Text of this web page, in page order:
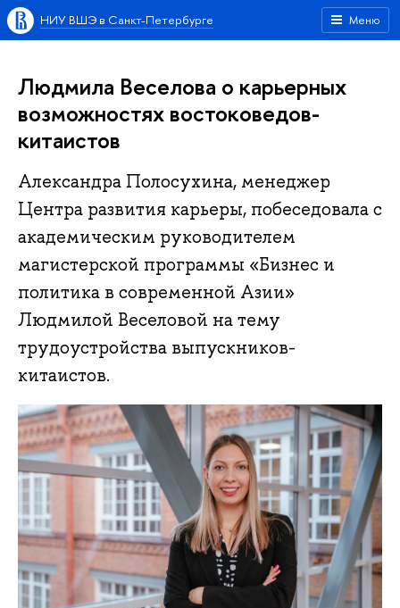
Меню
НИУ ВШЭ в Санкт-Петербурге
Людмила Веселова о карьерных
возможностях востоковедов-
китаистов
Александра Полосухина, менеджер
Центра развития карьеры, побеседовала с
академическим руководителем
магистерской программы «Бизнес и
политика в современной Азии»
Людмилой Веселовой на тему
трудоустройства выпускников-
китаистов.